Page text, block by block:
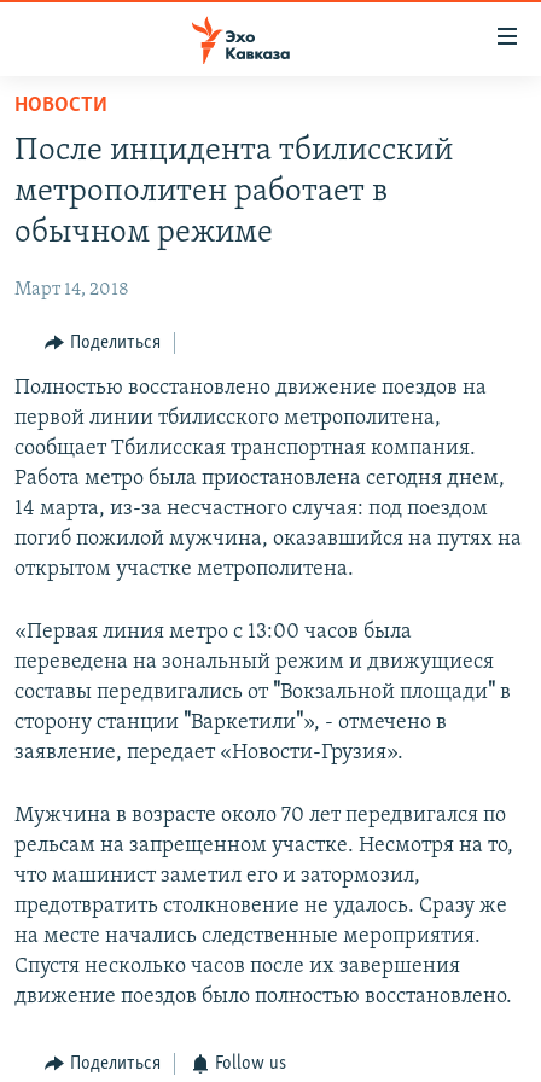
Вернуться
основному
содержанию
Вернутся
главной
навигации
Вернутся
поиску
СУХУМИ
ВЕСЬ КАВКАЗ
СЕВЕРНЫЙ КАВКАЗ
АРМЕНИЯ
АЗЕРБАЙДЖАН
ТЕМЫ
ПОЛИТИКА
ЭКОНОМИКА
ОБЩЕСТВО
КУЛЬТУРА
СПОРТ
РУБРИКИ
НЕКРУГЛЫЙ СТОЛ
ГОСТЬ НЕДЕЛИ
ПОЗИЦИЯ
БЛОГИ
МУЛЬТИМЕДИА
ВИДЕО
ФОТО
АУДИО
ПОДКАСТЫ
АРХИВ РАДИОПРОГРАММЫ
ПРИСОЕДИНЯЙТЕСЬ!
Все сайты РСЕ/РС
НОВОСТИ
После инцидента тбилисский
метрополитен работает в
обычном режиме
Март 14, 2018
Поделиться
Полностью восстановлено движение поездов на
первой линии тбилисского метрополитена,
сообщает Тбилисская транспортная компания.
Работа метро была приостановлена сегодня днем,
14 марта, из-за несчастного случая: под поездом
погиб пожилой мужчина, оказавшийся на путях на
открытом участке метрополитена.
«Первая линия метро с 13:00 часов была
переведена на зональный режим и движущиеся
составы передвигались от "Вокзальной площади" в
сторону станции "Варкетили"», - отмечено в
заявление, передает «Новости-Грузия».
Мужчина в возрасте около 70 лет передвигался по
рельсам на запрещенном участке. Несмотря на то,
что машинист заметил его и затормозил,
предотвратить столкновение не удалось. Сразу же
на месте начались следственные мероприятия.
Спустя несколько часов после их завершения
движение поездов было полностью восстановлено.
Поделиться Follow us